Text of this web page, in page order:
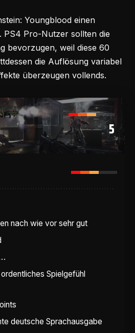
Youngblood einen
PS4 Pro-Nutzer sollten die
bevorzugen, weil diese 60
die Auflösung variabel
überzeugen vollends.
5
nach wie vor sehr gut
Spielgefühl
deutsche Sprachausgabe